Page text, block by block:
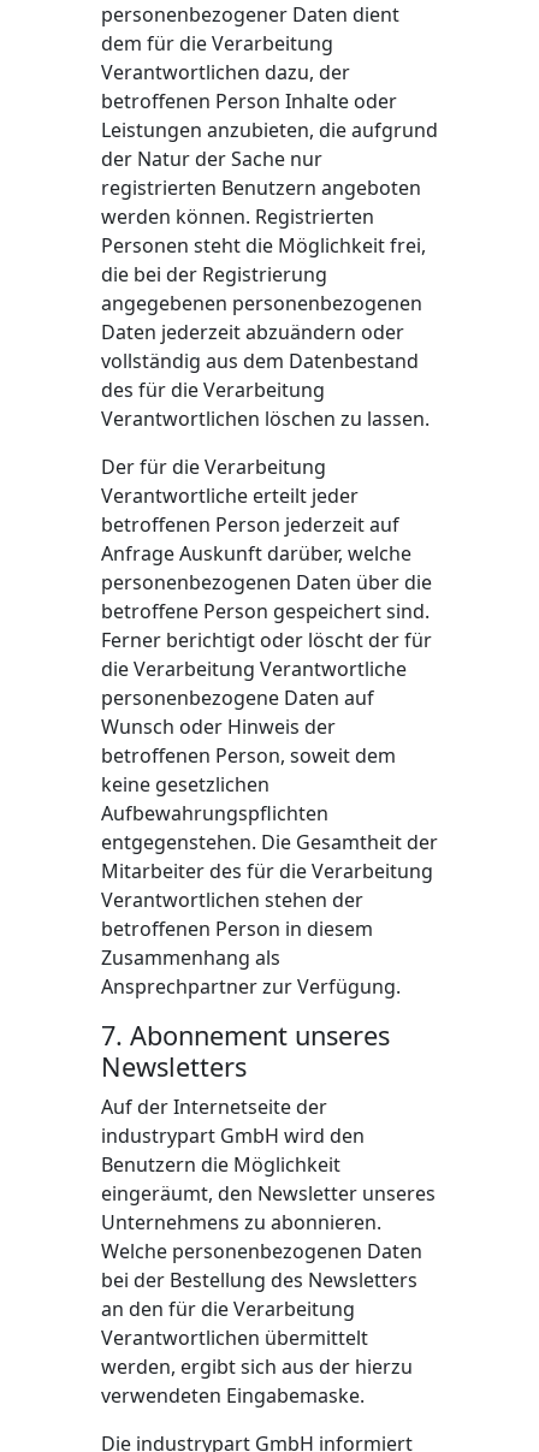
personenbezogener Daten dient
dem für die Verarbeitung
Verantwortlichen dazu, der
betroffenen Person Inhalte oder
Leistungen anzubieten, die aufgrund
der Natur der Sache nur
registrierten Benutzern angeboten
werden können. Registrierten
Personen steht die Möglichkeit frei,
die bei der Registrierung
angegebenen personenbezogenen
Daten jederzeit abzuändern oder
vollständig aus dem Datenbestand
des für die Verarbeitung
Verantwortlichen löschen zu lassen.
Der für die Verarbeitung
Verantwortliche erteilt jeder
betroffenen Person jederzeit auf
Anfrage Auskunft darüber, welche
personenbezogenen Daten über die
betroffene Person gespeichert sind.
Ferner berichtigt oder löscht der für
die Verarbeitung Verantwortliche
personenbezogene Daten auf
Wunsch oder Hinweis der
betroffenen Person, soweit dem
keine gesetzlichen
Aufbewahrungspflichten
entgegenstehen. Die Gesamtheit der
Mitarbeiter des für die Verarbeitung
Verantwortlichen stehen der
betroffenen Person in diesem
Zusammenhang als
Ansprechpartner zur Verfügung.
7. Abonnement unseres
Newsletters
Auf der Internetseite der
industrypart GmbH wird den
Benutzern die Möglichkeit
eingeräumt, den Newsletter unseres
Unternehmens zu abonnieren.
Welche personenbezogenen Daten
bei der Bestellung des Newsletters
an den für die Verarbeitung
Verantwortlichen übermittelt
werden, ergibt sich aus der hierzu
verwendeten Eingabemaske.
Die industrypart GmbH informiert